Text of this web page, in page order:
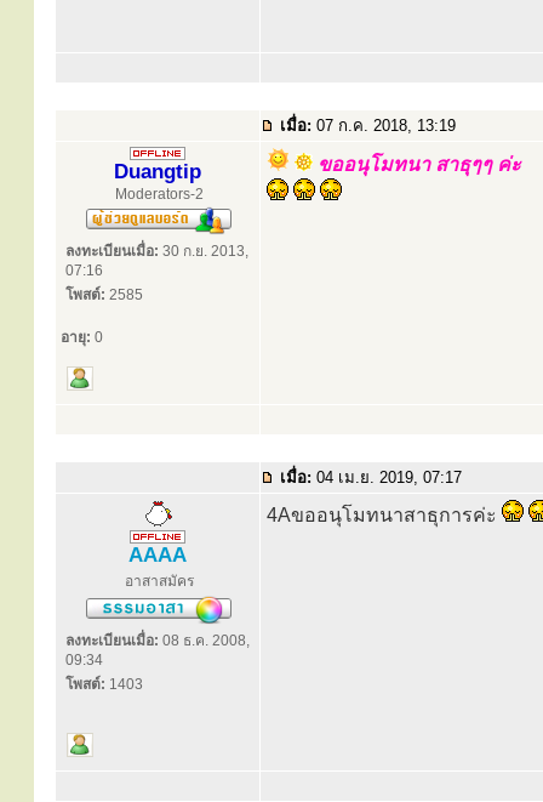
เมื่อ: 07 ก.ค. 2018, 13:19
Duangtip
Moderators-2
ลงทะเบียนเมื่อ: 30 ก.ย. 2013,
07:16
โพสต์: 2585
อายุ: 0
ขออนุโมทนา สาธุๆๆ ค่ะ
เมื่อ: 04 เม.ย. 2019, 07:17
AAAA
อาสาสมัคร
ลงทะเบียนเมื่อ: 08 ธ.ค. 2008,
09:34
โพสต์: 1403
4Aขออนุโมทนาสาธุการค่ะ